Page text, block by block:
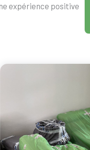
expérience positive